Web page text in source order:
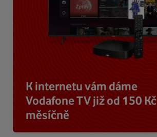
K internetu vám dáme
Vodafone TV již od 150 Kč
měsíčně